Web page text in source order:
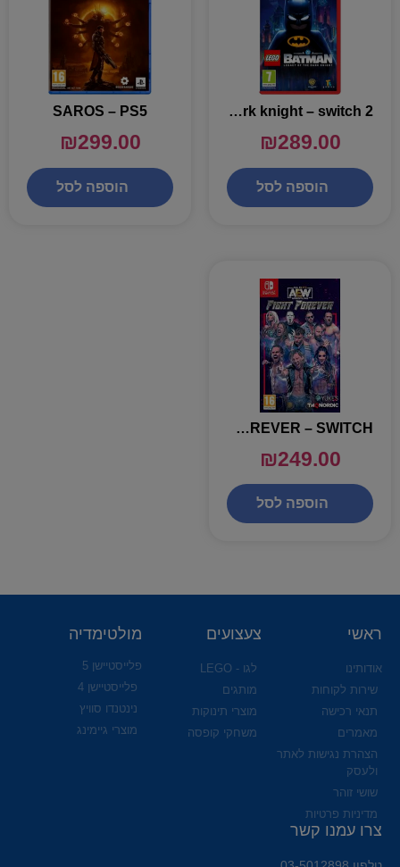
lego batman legacy of the dark knight – switch 2
₪289.00
הוספה לסל
SAROS – PS5
₪299.00
הוספה לסל
AEW FIGHT FOREVER – SWITCH
₪249.00
הוספה לסל
ראשי
אודותינו
שירות לקוחות
תנאי רכישה
מאמרים
הצהרת נגישות לאתר
ולעסק
שושי זוהר
מדיניות פרטיות
צעצועים
לגו - LEGO
מותגים
מוצרי תינוקות
משחקי קופסה
מולטימדיה
פלייסטיישן 5
פלייסטיישן 4
נינטנדו סוויץ
מוצרי גיימינג
צרו עמנו קשר